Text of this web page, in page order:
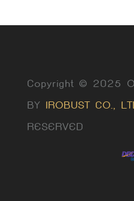
Copyright © 2025
BY IROBUST CO.,
RESERVED